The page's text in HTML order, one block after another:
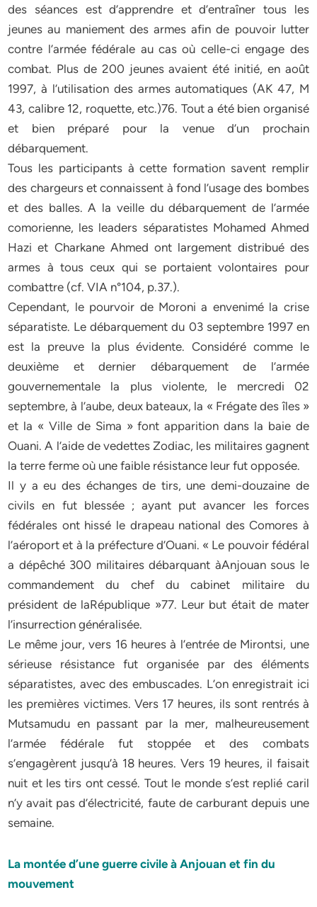
des séances est d’apprendre et d’entraîner tous les
jeunes au maniement des armes afin de pouvoir lutter
contre l’armée fédérale au cas où celle-ci engage des
combat. Plus de 200 jeunes avaient été initié, en août
1997, à l’utilisation des armes automatiques (AK 47, M
43, calibre 12, roquette, etc.)76. Tout a été bien organisé
et bien préparé pour la venue d’un prochain
débarquement.
Tous les participants à cette formation savent remplir
des chargeurs et connaissent à fond l’usage des bombes
et des balles. A la veille du débarquement de l’armée
comorienne, les leaders séparatistes Mohamed Ahmed
Hazi et Charkane Ahmed ont largement distribué des
armes à tous ceux qui se portaient volontaires pour
combattre (cf. VIA n°104, p.37.).
Cependant, le pourvoir de Moroni a envenimé la crise
séparatiste. Le débarquement du 03 septembre 1997 en
est la preuve la plus évidente. Considéré comme le
deuxième et dernier débarquement de l’armée
gouvernementale la plus violente, le mercredi 02
septembre, à l’aube, deux bateaux, la « Frégate des îles »
et la « Ville de Sima » font apparition dans la baie de
Ouani. A l’aide de vedettes Zodiac, les militaires gagnent
la terre ferme où une faible résistance leur fut opposée.
Il y a eu des échanges de tirs, une demi-douzaine de
civils en fut blessée ; ayant put avancer les forces
fédérales ont hissé le drapeau national des Comores à
l’aéroport et à la préfecture d’Ouani. « Le pouvoir fédéral
a dépêché 300 militaires débarquant àAnjouan sous le
commandement du chef du cabinet militaire du
président de laRépublique »77. Leur but était de mater
l’insurrection généralisée.
Le même jour, vers 16 heures à l’entrée de Mirontsi, une
sérieuse résistance fut organisée par des éléments
séparatistes, avec des embuscades. L’on enregistrait ici
les premières victimes. Vers 17 heures, ils sont rentrés à
Mutsamudu en passant par la mer, malheureusement
l’armée fédérale fut stoppée et des combats
s’engagèrent jusqu’à 18 heures. Vers 19 heures, il faisait
nuit et les tirs ont cessé. Tout le monde s’est replié caril
n’y avait pas d’électricité, faute de carburant depuis une
semaine.
La montée d’une guerre civile à Anjouan et fin du
mouvement